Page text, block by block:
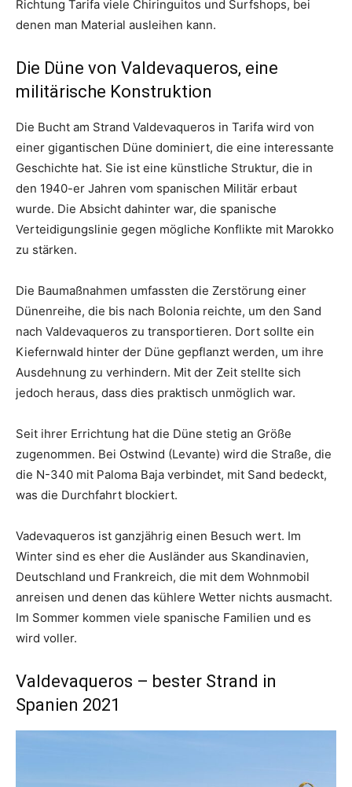
Richtung Tarifa viele Chiringuitos und Surfshops, bei
denen man Material ausleihen kann.
Die Düne von Valdevaqueros, eine
militärische Konstruktion
Die Bucht am Strand Valdevaqueros in Tarifa wird von
einer gigantischen Düne dominiert, die eine interessante
Geschichte hat. Sie ist eine künstliche Struktur, die in
den 1940-er Jahren vom spanischen Militär erbaut
wurde. Die Absicht dahinter war, die spanische
Verteidigungslinie gegen mögliche Konflikte mit Marokko
zu stärken.
Die Baumaßnahmen umfassten die Zerstörung einer
Dünenreihe, die bis nach Bolonia reichte, um den Sand
nach Valdevaqueros zu transportieren. Dort sollte ein
Kiefernwald hinter der Düne gepflanzt werden, um ihre
Ausdehnung zu verhindern. Mit der Zeit stellte sich
jedoch heraus, dass dies praktisch unmöglich war.
Seit ihrer Errichtung hat die Düne stetig an Größe
zugenommen. Bei Ostwind (Levante) wird die Straße, die
die N-340 mit Paloma Baja verbindet, mit Sand bedeckt,
was die Durchfahrt blockiert.
Vadevaqueros ist ganzjährig einen Besuch wert. Im
Winter sind es eher die Ausländer aus Skandinavien,
Deutschland und Frankreich, die mit dem Wohnmobil
anreisen und denen das kühlere Wetter nichts ausmacht.
Im Sommer kommen viele spanische Familien und es
wird voller.
Valdevaqueros – bester Strand in
Spanien 2021